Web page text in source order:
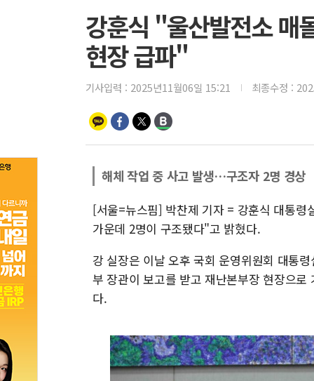
강훈식 "울산발전소 매
현장 급파"
기사입력 : 2025년11월06일 15:21 최종수정 :
해체 작업 중 사고 발생…구조자 2명 경상
[서울=뉴스핌] 박찬제 기자 = 강훈식 대통
가운데 2명이 구조됐다"고 밝혔다.
강 실장은 이날 오후 국회 운영위원회 대통
부 장관이 보고를 받고 재난본부장 현장으
다.